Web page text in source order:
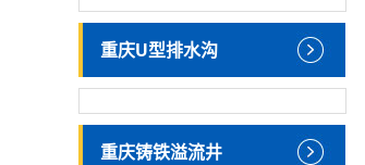
重庆U型排水沟
重庆铸铁溢流井